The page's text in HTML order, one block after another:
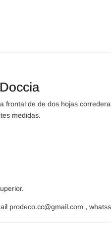
frontal de de dos hojas
medidas.
prodeco.cc@gmail.com ,